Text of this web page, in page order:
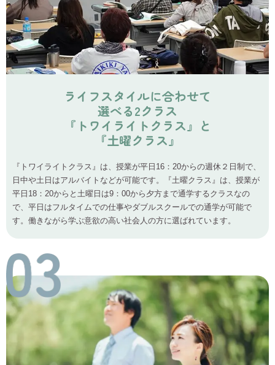
ライフスタイルに合わせて
選べる2クラス
『トワイライトクラス』と
『土曜クラス』
『トワイライトクラス』は、授業が平日16：20からの週休２日制で、
日中や土日はアルバイトなどが可能です。『土曜クラス』は、授業が
平日18：20からと土曜日は9：00から夕方まで通学するクラスなの
で、平日はフルタイムでの仕事やダブルスクールでの通学が可能で
す。働きながら学ぶ意欲の高い社会人の方に選ばれています。